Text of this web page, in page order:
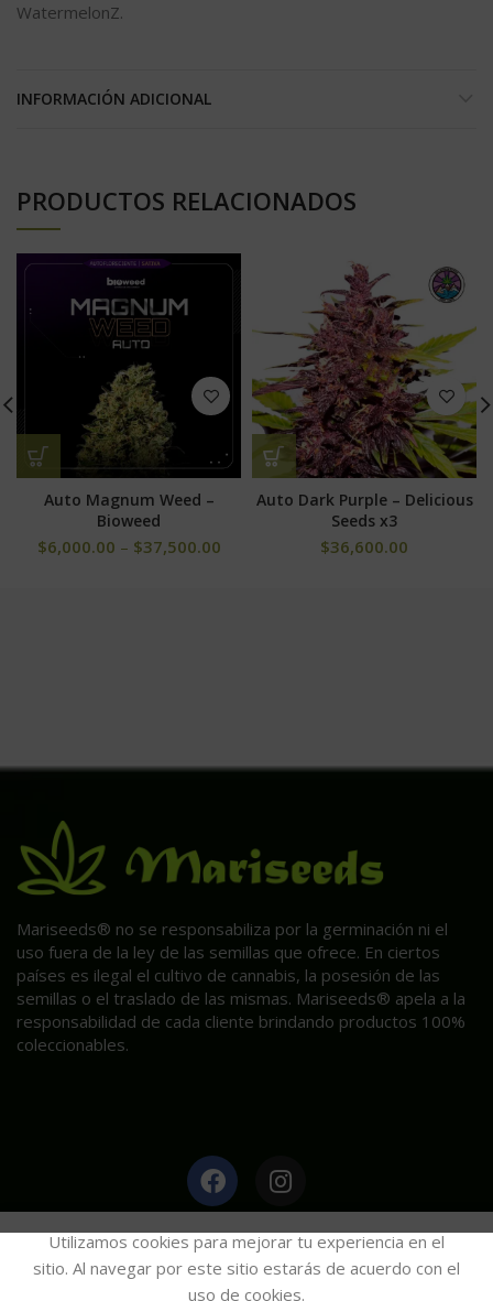
WatermelonZ.
INFORMACIÓN ADICIONAL
PRODUCTOS RELACIONADOS
Auto Magnum Weed –
Bioweed
$6,000.00 – $37,500.00
Auto Dark Purple – Delicious
Seeds x3
$36,600.00
Mariseeds® no se responsabiliza por la germinación ni el
uso fuera de la ley de las semillas que ofrece. En ciertos
países es ilegal el cultivo de cannabis, la posesión de las
semillas o el traslado de las mismas. Mariseeds® apela a la
responsabilidad de cada cliente brindando productos 100%
coleccionables.
HAGA CLIC AQUÍ PARA INFORMACIÓN POST VENTA.
Utilizamos cookies para mejorar tu experiencia en el
sitio. Al navegar por este sitio estarás de acuerdo con el
uso de cookies.